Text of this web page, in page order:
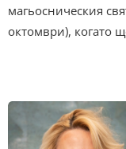
магьосническия
октомври), когато